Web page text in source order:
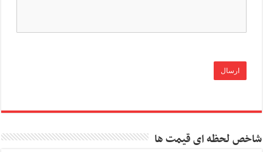
شاخص لحظه ای قیمت ها